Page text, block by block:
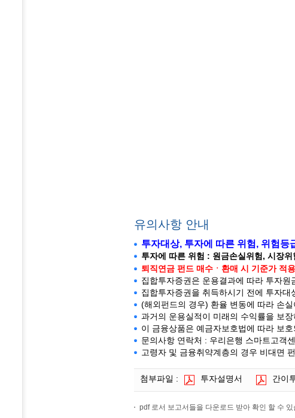
유의사항 안내
투자대상, 투자에 따른 위험, 위험
투자에 따른 위험 : 원금손실위험, 시장
퇴직연금 펀드 매수ㆍ환매 시 기준가 적
집합투자증권은 운용결과에 따라 투자
집합투자증권을 취득하시기 전에 투자
(해외펀드의 경우) 환율 변동에 따라 손
과거의 운용실적이 미래의 수익률을 보
이 금융상품은 예금자보호법에 따라 보
문의사항 연락처 : 우리은행 스마트고객
고령자 및 금융취약계층의 경우 비대면
첨부파일 : 투자설명서 간이
pdf 로서 보고서들을 다운로드 받아 확인 할 수 있